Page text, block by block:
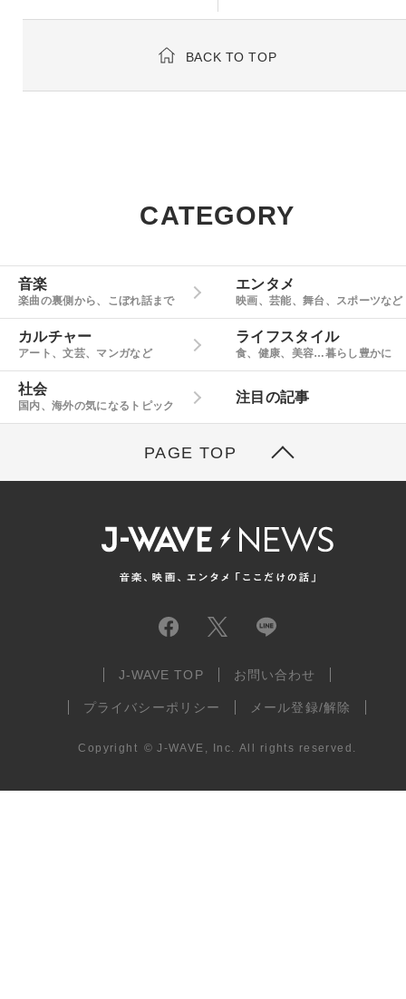
BACK TO TOP
CATEGORY
音楽
楽曲の裏側から、こぼれ話まで
エンタメ
映画、芸能、舞台、スポーツなど
カルチャー
アート、文芸、マンガなど
ライフスタイル
食、健康、美容…暮らし豊かに
社会
国内、海外の気になるトピック
注目の記事
PAGE TOP
J-WAVE TOP お問い合わせ
プライバシーポリシー メール登録/解除
Copyright © J-WAVE, Inc. All rights reserved.